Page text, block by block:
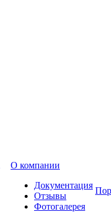
О компании
Документация
Отзывы
Фотогалерея